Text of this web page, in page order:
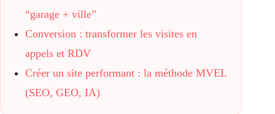
“garage + ville”
Conversion : transformer les visites en
appels et RDV
Créer un site performant : la méthode MVEL
(SEO, GEO, IA)